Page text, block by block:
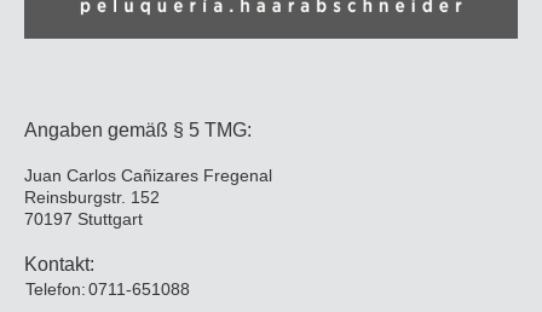
Angaben gemäß § 5 TMG:
Juan Carlos Cañizares Fregenal
Reinsburgstr. 152
70197 Stuttgart
Kontakt:
Telefon:0711-651088